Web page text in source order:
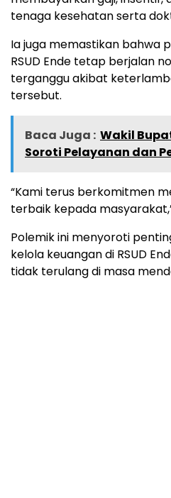
tenaga kesehatan serta
Ia juga memastikan bahwa
RSUD Ende tetap berjalan
terganggu akibat
tersebut.
Baca Juga : Wakil
Soroti Pelayanan dan
“Kami terus berkomitmen
terbaik kepada
Polemik ini menyoroti
kelola keuangan di RSUD
tidak terulang di masa